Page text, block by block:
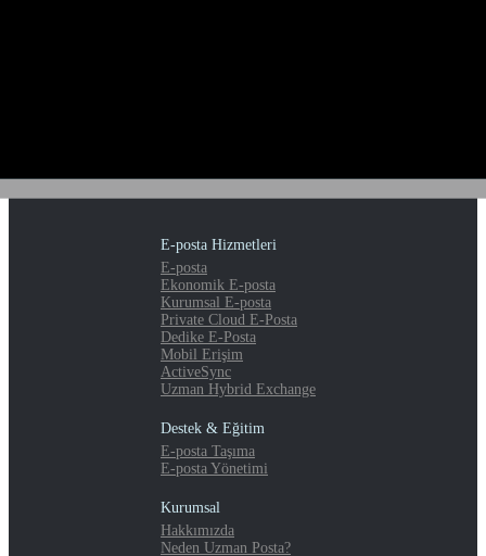
E-posta Hizmetleri
E-posta
Ekonomik E-posta
Kurumsal E-posta
Private Cloud E-Posta
Dedike E-Posta
Mobil Erişim
ActiveSync
Uzman Hybrid Exchange
Destek & Eğitim
E-posta Taşıma
E-posta Yönetimi
Kurumsal
Hakkımızda
Neden Uzman Posta?